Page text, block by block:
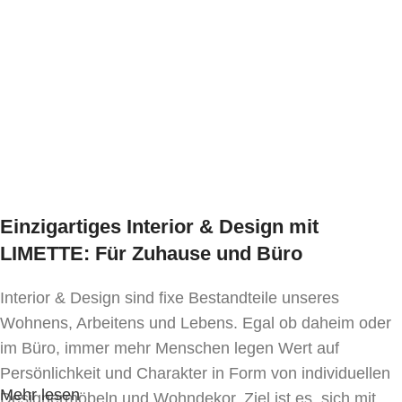
Lieferzeit:
ca. 6 Wochen
* Preis ident wie Bezug Kat.MER-1
Einzigartiges Interior & Design mit
LIMETTE: Für Zuhause und Büro
Interior & Design sind fixe Bestandteile unseres
Wohnens, Arbeitens und Lebens. Egal ob daheim oder
im Büro, immer mehr Menschen legen Wert auf
Persönlichkeit und Charakter in Form von individuellen
Designermöbeln und Wohndekor. Ziel ist es, sich mit
Mehr lesen